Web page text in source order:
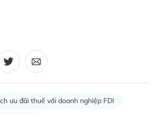
ưu đãi thuế với doanh nghiệp FDI